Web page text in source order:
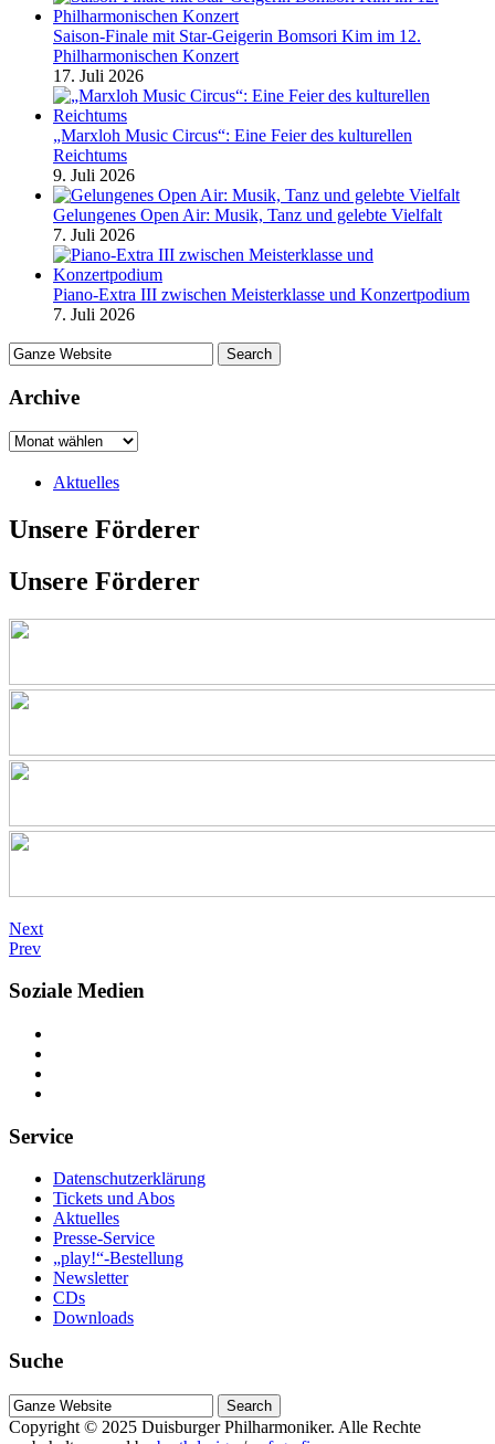
Saison-Finale mit Star-Geigerin Bomsori Kim im 12.
Philharmonischen Konzert
17. Juli 2026
„Marxloh Music Circus“: Eine Feier des kulturellen
Reichtums
9. Juli 2026
Gelungenes Open Air: Musik, Tanz und gelebte Vielfalt
7. Juli 2026
Piano-Extra III zwischen Meisterklasse und Konzertpodium
7. Juli 2026
Archive
Aktuelles
Unsere Förderer
Unsere Förderer
Next
Prev
Soziale Medien
Service
Datenschutzerklärung
Tickets und Abos
Aktuelles
Presse-Service
„play!“-Bestellung
Newsletter
CDs
Downloads
Suche
Suche
nach
Copyright © 2025 Duisburger Philharmoniker. Alle Rechte